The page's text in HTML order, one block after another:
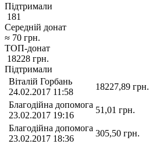
Підтримали
181
Середній донат
≈ 70 грн.
ТОП-донат
18228 грн.
Підтримали
Віталій Горбань
24.02.2017 11:58
18227,89 грн.
Благодійна допомога
23.02.2017 19:16
51,01 грн.
Благодійна допомога
23.02.2017 18:36
305,50 грн.